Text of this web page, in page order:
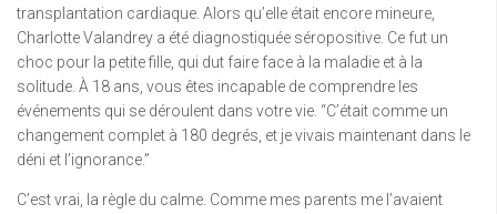
transplantation cardiaque. Alors qu’elle était encore mineure,
Charlotte Valandrey a été diagnostiquée séropositive. Ce fut un
choc pour la petite fille, qui dut faire face à la maladie et à la
solitude. À 18 ans, vous êtes incapable de comprendre les
événements qui se déroulent dans votre vie. “C’était comme un
changement complet à 180 degrés, et je vivais maintenant dans le
déni et l’ignorance.”
C’est vrai, la règle du calme. Comme mes parents me l’avaient